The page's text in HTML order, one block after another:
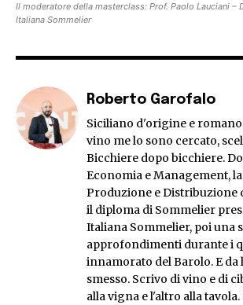
Il moderatore della masterclass: Prof. Paolo Lauciani –
Italiana Sommelier
Roberto Garofalo
Siciliano d'origine e
vino me lo sono cercato,
Bicchiere dopo bicchiere.
Economia e Management,
Produzione e Distribuzione
il diploma di Sommelier
Italiana Sommelier, poi una
approfondimenti durante i
innamorato del Barolo. E da
smesso. Scrivo di vino e di
alla vigna e l'altro alla